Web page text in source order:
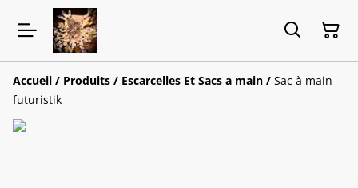
Accueil / Produits / Escarcelles Et Sacs a main / Sac à main
futuristik